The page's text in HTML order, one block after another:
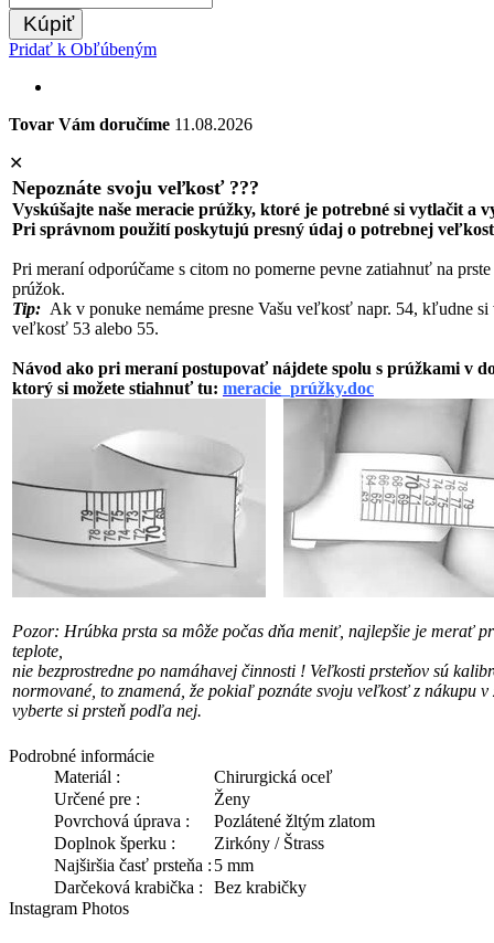
Kúpiť
Pridať k Obľúbeným
Tovar Vám doručíme 11.08.2026
✕
Nepoznáte svoju veľkosť ???
Vyskúšajte naše meracie prúžky, ktoré je potrebné si vytlačit a
Pri správnom použití poskytujú presný údaj o potrebnej
Pri meraní odporúčame s citom no pomerne pevne zatiahnuť na
prúžok.
Tip: Ak v ponuke nemáme presne Vašu veľkosť napr. 54, kľudne si
veľkosť 53 alebo 55.
Návod ako pri meraní postupovať nájdete spolu s prúžkami v
ktorý si možete stiahnuť tu: meracie_prúžky.doc
Pozor: Hrúbka prsta sa môže počas dňa meniť, najlepšie je merať
teplote,
nie bezprostredne po namáhavej činnosti ! Veľkosti prsteňov sú
normované, to znamená, že pokiaľ poznáte svoju veľkosťz nákupu v
vyberte si prsteň podľa nej.
Podrobné informácie
Materiál :
Chirurgická oceľ
Určené pre :
Ženy
Povrchová úprava :
Pozlátené žltým zlatom
Doplnok šperku :
Zirkóny / Štrass
Najširšia časť prsteňa : 5 mm
Darčeková krabička :
Bez krabičky
Instagram Photos